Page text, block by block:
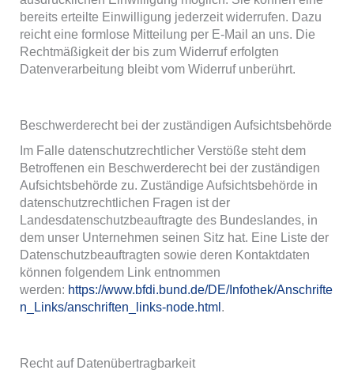
bereits erteilte Einwilligung jederzeit widerrufen. Dazu
reicht eine formlose Mitteilung per E-Mail an uns. Die
Rechtmäßigkeit der bis zum Widerruf erfolgten
Datenverarbeitung bleibt vom Widerruf unberührt.
Beschwerderecht bei der zuständigen Aufsichtsbehörde
Im Falle datenschutzrechtlicher Verstöße steht dem
Betroffenen ein Beschwerderecht bei der zuständigen
Aufsichtsbehörde zu. Zuständige Aufsichtsbehörde in
datenschutzrechtlichen Fragen ist der
Landesdatenschutzbeauftragte des Bundeslandes, in
dem unser Unternehmen seinen Sitz hat. Eine Liste der
Datenschutzbeauftragten sowie deren Kontaktdaten
können folgendem Link entnommen
werden: https://www.bfdi.bund.de/DE/Infothek/Anschrifte
n_Links/anschriften_links-node.html
Recht auf Datenübertragbarkeit